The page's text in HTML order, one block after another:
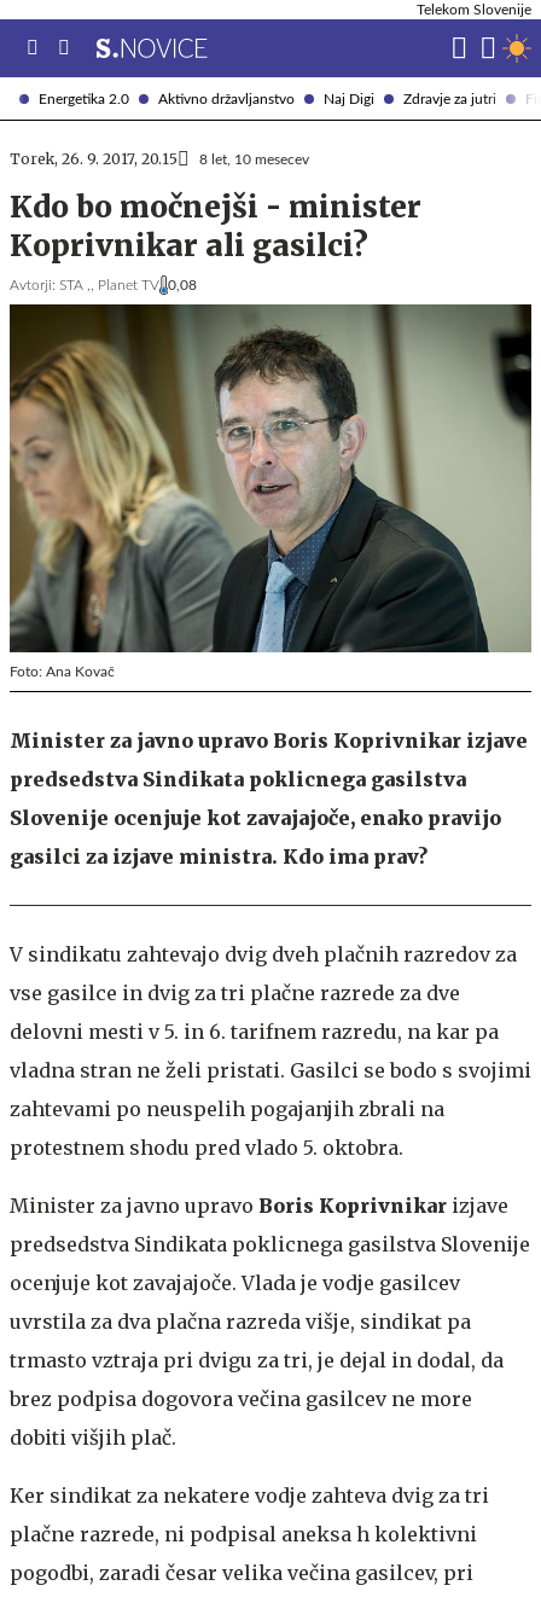
Energetika 2.0 Aktivno državljanstvo Naj Digi Zdravje za jutri
Telekom Slovenije
Torek, 26. 9. 2017, 20.15 8 let, 10 mesecev
Kdo bo močnejši - minister
Koprivnikar ali gasilci?
Avtorji: STA ,, Planet TV 0,08
Foto: Ana Kovač
Minister za javno upravo Boris Koprivnikar izjave
predsedstva Sindikata poklicnega gasilstva
Slovenije ocenjuje kot zavajajoče, enako pravijo
gasilci za izjave ministra. Kdo ima prav?
V sindikatu zahtevajo dvig dveh plačnih razredov za
vse gasilce in dvig za tri plačne razrede za dve
delovni mesti v 5. in 6. tarifnem razredu, na kar pa
vladna stran ne želi pristati. Gasilci se bodo s svojimi
zahtevami po neuspelih pogajanjih zbrali na
protestnem shodu pred vlado 5. oktobra.
Minister za javno upravo Boris Koprivnikar izjave
predsedstva Sindikata poklicnega gasilstva Slovenije
ocenjuje kot zavajajoče. Vlada je vodje gasilcev
uvrstila za dva plačna razreda višje, sindikat pa
trmasto vztraja pri dvigu za tri, je dejal in dodal, da
brez podpisa dogovora večina gasilcev ne more
dobiti višjih plač.
Ker sindikat za nekatere vodje zahteva dvig za tri
plačne razrede, ni podpisal aneksa h kolektivni
pogodbi, zaradi česar velika večina gasilcev, pri